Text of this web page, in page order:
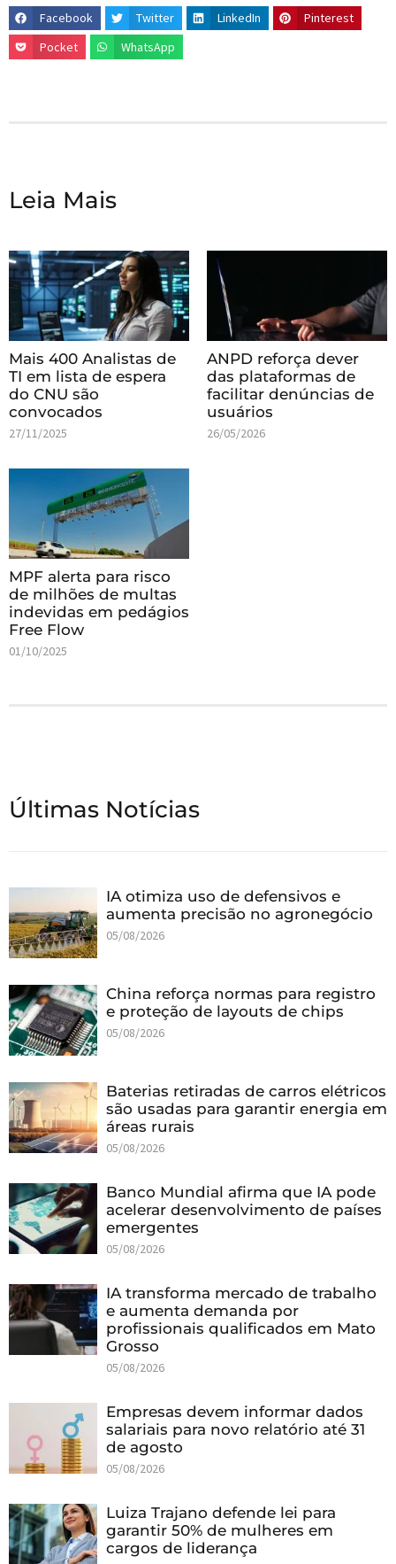
Facebook Twitter LinkedIn
Pinterest
Pocket
WhatsApp
Leia Mais
Mais 400 Analistas de
TI em lista de espera
do CNU são
convocados
27/11/2025
ANPD reforça dever
das plataformas de
facilitar denúncias de
usuários
26/05/2026
MPF alerta para risco
de milhões de multas
indevidas em pedágios
Free Flow
01/10/2025
Últimas Notícias
IA otimiza uso de defensivos e
aumenta precisão no agronegócio
05/08/2026
China reforça normas para registro
e proteção de layouts de chips
05/08/2026
Baterias retiradas de carros elétricos
são usadas para garantir energia em
áreas rurais
05/08/2026
Banco Mundial afirma que IA pode
acelerar desenvolvimento de países
emergentes
05/08/2026
IA transforma mercado de trabalho
e aumenta demanda por
profissionais qualificados em Mato
Grosso
05/08/2026
Empresas devem informar dados
salariais para novo relatório até 31
de agosto
05/08/2026
Luiza Trajano defende lei para
garantir 50% de mulheres em
cargos de liderança